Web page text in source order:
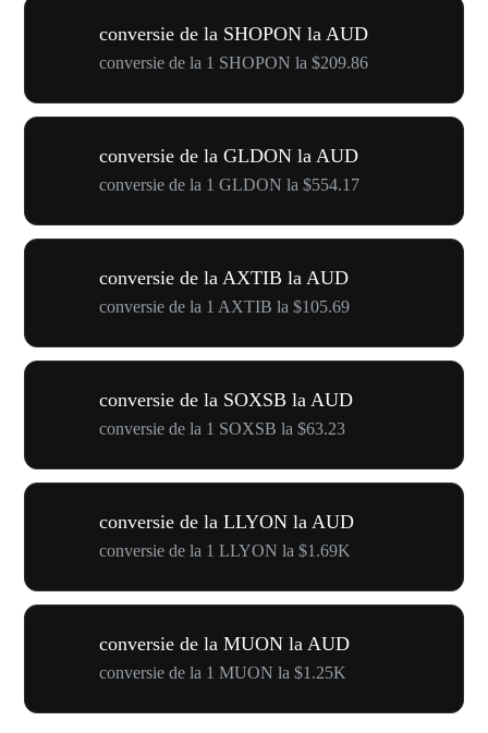
conversie de la SHOPON la AUD
conversie de la 1 SHOPON la $209.86
conversie de la GLDON la AUD
conversie de la 1 GLDON la $554.17
conversie de la AXTIB la AUD
conversie de la 1 AXTIB la $105.69
conversie de la SOXSB la AUD
conversie de la 1 SOXSB la $63.23
conversie de la LLYON la AUD
conversie de la 1 LLYON la $1.69K
conversie de la MUON la AUD
conversie de la 1 MUON la $1.25K